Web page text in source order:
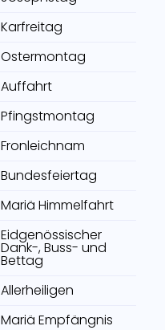
Karfreitag
Ostermontag
Auffahrt
Pfingstmontag
Fronleichnam
Bundesfeiertag
Mariä Himmelfahrt
Eidgenössischer
Dank-, Buss- und
Bettag
Allerheiligen
Mariä Empfängnis